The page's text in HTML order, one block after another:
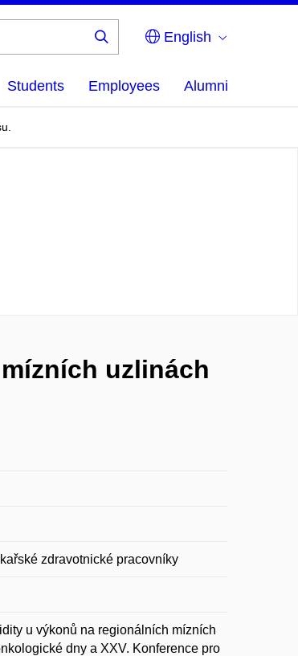
English
Students Employees Alumni
uzlinách
zdravotnické pracovníky
u výkonů na regionálních mízních
dny a XXV. Konference pro